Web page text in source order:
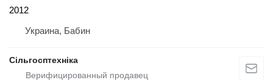
2012
Украина, Бабин
Сільгосптехніка